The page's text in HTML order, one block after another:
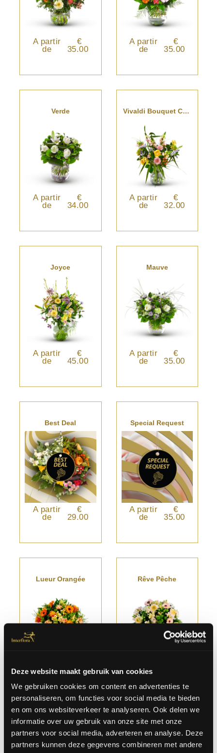
Deze website maakt gebruik van cookies
We gebruiken cookies om content en advertenties te
personaliseren, om functies voor social media te bieden
en om ons websiteverkeer te analyseren. Ook delen we
informatie over uw gebruik van onze site met onze
partners voor social media, adverteren en analyse. Deze
partners kunnen deze gegevens combineren met andere
A partir
de
€
35.00
A partir
de
€
35.00
Verde
A partir
de
€
34.00
Vivaldi Bouquet Ceuillette
A partir
de
€
32.00
Joyce
A partir
de
€
45.00
Mauve
A partir
de
€
35.00
Best Deal
A partir
de
€
29.00
Special Request
A partir
de
€
35.00
Lueur Orangée
de
35.00
Rêve Pêche
de
Mix De Roses Plein D'amour Purple Rain